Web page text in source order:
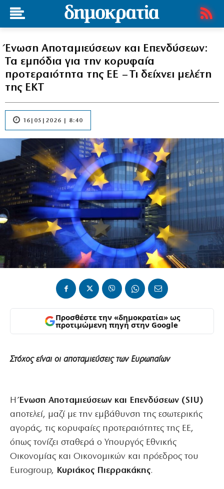
Ένωση Αποταμιεύσεων και Επενδύσεων:
Τα εμπόδια για την κορυφαία
προτεραιότητα της ΕΕ – Τι δείχνει μελέτη
της ΕΚΤ
16|05|2026 | 8:40
Προσθέστε την «δημοκρατία» ως
προτιμώμενη πηγή στην Google
Στόχος είναι οι αποταμιεύσεις των Ευρωπαίων
ΗΈνωση Αποταμιεύσεων και Επενδύσεων (SIU)
αποτελεί, μαζί με την εμβάθυνση της εσωτερικής
αγοράς, τις κορυφαίες προτεραιότητες της ΕΕ,
όπως τονίζει σταθερά ο Υπουργός Εθνικής
Οικονομίας και Οικονομικών και πρόεδρος του
Eurogroup, Κυριάκος Πιερρακάκης.